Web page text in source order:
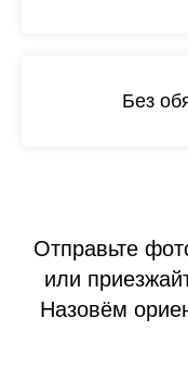
Без
Отправьте
или
Назовём